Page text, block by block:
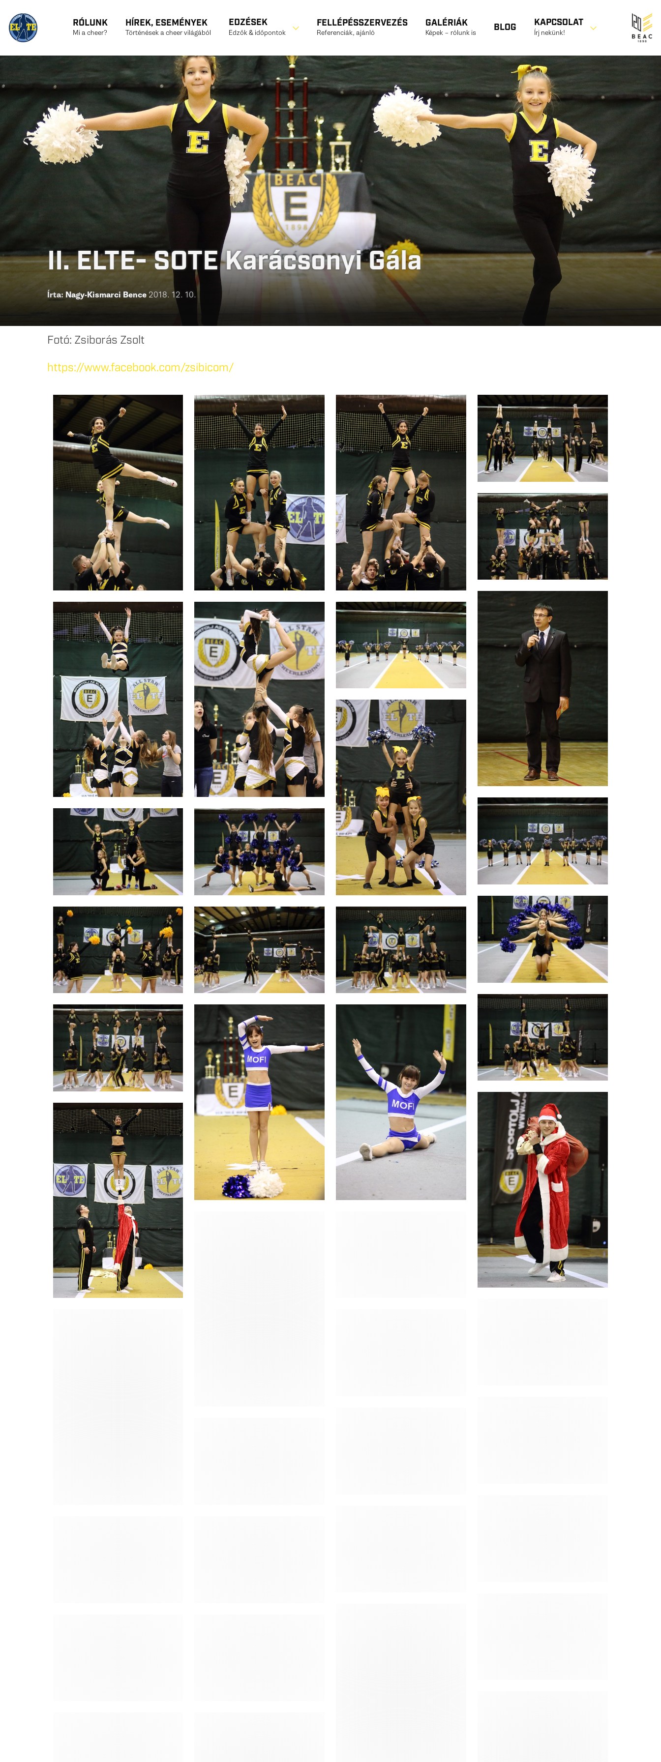
RÓLUNK
Mi a cheer?
HÍREK, ESEMÉNYEK
Történések a cheer világából
EDZÉSEK
Edzők & időpontok
FELLÉPÉSSZERVEZÉS
Referenciák, ajánló
GALÉRIÁK
Képek – rólunk is BLOG KAPCSOLAT
Írj nekünk!
II. ELTE- SOTE Karácsonyi Gála
Írta: Nagy-Kismarci Bence 2018. 12. 10.
Fotó: Zsiborás Zsolt
https://www.facebook.com/zsibicom/